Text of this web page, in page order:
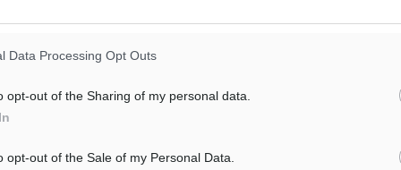
Data Processing Opt Outs
opt-out of the Sharing of my personal data.
opt-out of the Sale of my Personal Data.
το κάπνισμα
To Brexit φέρνει αυξήσεις για